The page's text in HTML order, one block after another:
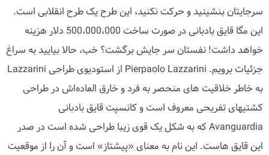
سرجایتان بنشینید و حرکت نکنید، این طرح یک طرح انقلابی است.
این مگا قایق بادبانی در صورت ساخت 500،000،000 دلار هزینه
خواهد داشت! نفستان سر جایش برگشت؟ خب، حالا بیایید به سراغ
جزئیات برویم. Pierpaolo Lazzarini از استودیوی طراحی Lazzarini
به خاطر خلاقیت های منحصر به فرد و خارق العاده‌اش در طراحی
کشتیهای تفریحی معروف است و کانسپت قایق بادبانی
Avanguardia که به شکل یک قوی زیبا طراحی شده است در صدر
این قایق هاست. این نام به معنای «پیشتاز» است و آن را از موقعیت